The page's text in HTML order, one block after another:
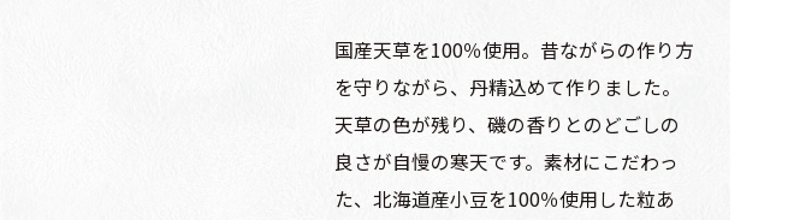
国産天草を100％使用。昔ながらの作り方
を守りながら、丹精込めて作りました。
天草の色が残り、磯の香りとのどごしの
良さが自慢の寒天です。素材にこだわっ
た、北海道産小豆を100％使用した粒あ